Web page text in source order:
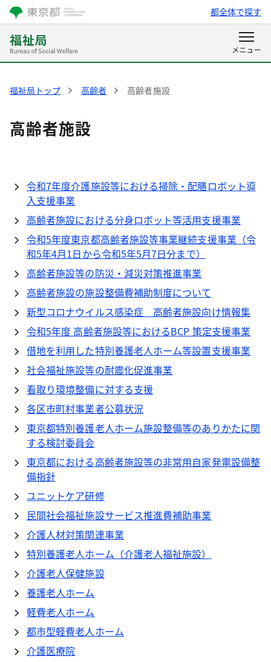
都全体で探す
福祉局トップ 高齢者 高齢者施設
高齢者施設
令和7年度介護施設等における掃除・配膳ロボット導
入支援事業
高齢者施設における分身ロボット等活用支援事業
令和5年度東京都高齢者施設等事業継続支援事業（令
和5年4月1日から令和5年5月7日分まで）
高齢者施設等の防災・減災対策推進事業
高齢者施設の施設整備費補助制度について
新型コロナウイルス感染症 高齢者施設向け情報集
令和5年度 高齢者施設等におけるBCP 策定支援事業
借地を利用した特別養護老人ホーム等設置支援事業
社会福祉施設等の耐震化促進事業
看取り環境整備に対する支援
各区市町村事業者公募状況
東京都特別養護老人ホーム施設整備等のありかたに関
する検討委員会
東京都における高齢者施設等の非常用自家発電設備整
備指針
ユニットケア研修
民間社会福祉施設サービス推進費補助事業
介護人材対策関連事業
特別養護老人ホーム（介護老人福祉施設）
介護老人保健施設
養護老人ホーム
軽費老人ホーム
都市型軽費老人ホーム
介護医療院